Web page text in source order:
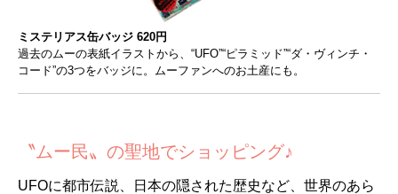
ミステリアス缶バッジ 620円
過去のムーの表紙イラストから、“UFO”“ピラミッド”“ダ・ヴィンチ・
コード”の3つをバッジに。ムーファンへのお土産にも。
〝ムー民〟の聖地でショッピング♪
UFOに都市伝説、日本の隠された歴史など、世界のあら